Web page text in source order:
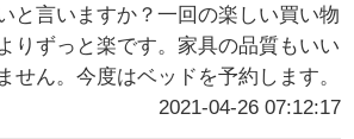
と言いますか？一回の楽しい買い物
りずっと楽です。家具の品質もいい
せん。今度はベッドを予約します。
2021-04-26 07:12:17